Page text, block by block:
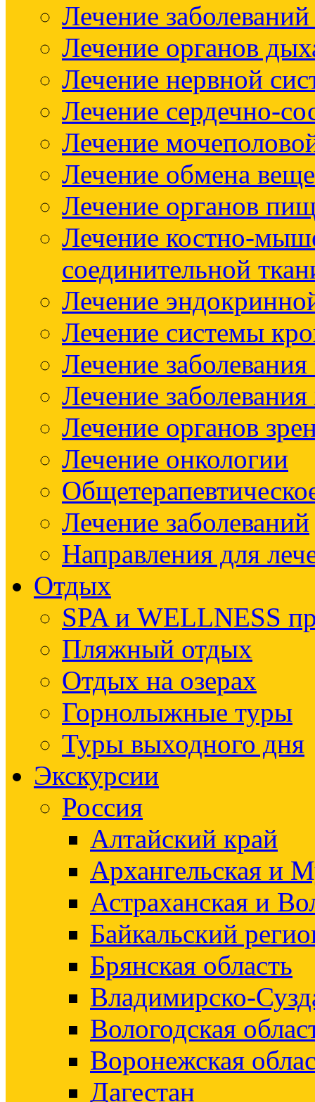
Лечение
Лечение органов
Лечение нервной
Лечение сердечно-
Лечение
Лечение обмена
Лечение органов
Лечение костно-
соединительной
Лечение
Лечение системы
Лечение
Лечение
Лечение органов
Лечение онкологии
Лечение заболеваний
Направления для
Отдых
SPA и WELLNESS
Пляжный отдых
Отдых на озерах
Горнолыжные туры
Туры выходного дня
Экскурсии
Россия
Алтайский край
Архангельская и
Астраханская и
Байкальский
Брянская область
Владимирско-
Вологодская
Воронежская
Дагестан